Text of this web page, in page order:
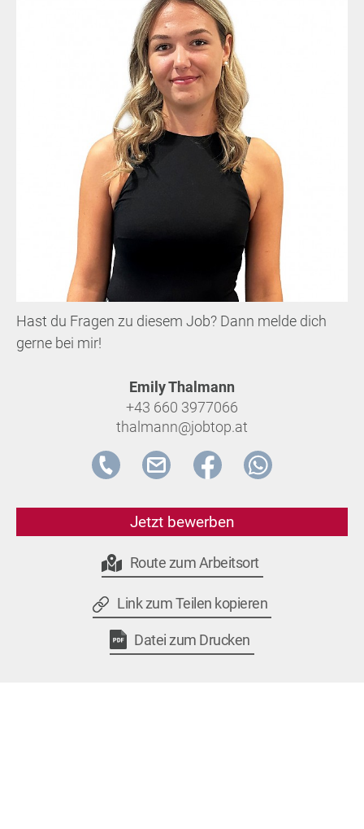
Hast du Fragen zu diesem Job? Dann melde dich
gerne bei mir!
Emily Thalmann
+43 660 3977066
thalmann@jobtop.at
Jetzt bewerben
Route zum Arbeitsort
Link zum Teilen kopieren
Datei zum Drucken